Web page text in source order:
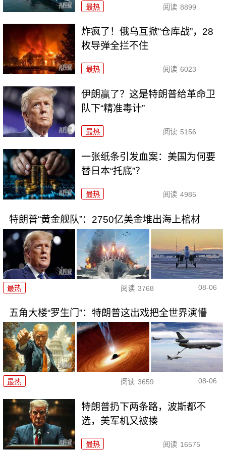
最热 阅读 8899
炸疯了！俄乌互掀“仓库战”，28
枚导弹全拦不住
最热 阅读 6023
伊朗赢了？这是特朗普给革命卫
队下“精准毒计”
最热 阅读 5156
一张纸条引发血案：美国为何要
替日本“托底”？
最热 阅读 4985
特朗普“黄金舰队”：2750亿美金堆出海上棺材
最热 阅读 3768 08-06
五角大楼“罗生门”：特朗普这出戏把全世界演懵
最热 阅读 3659 08-06
特朗普扔下两条路，波斯都不
选，美军机又被揍
最热 阅读 16575